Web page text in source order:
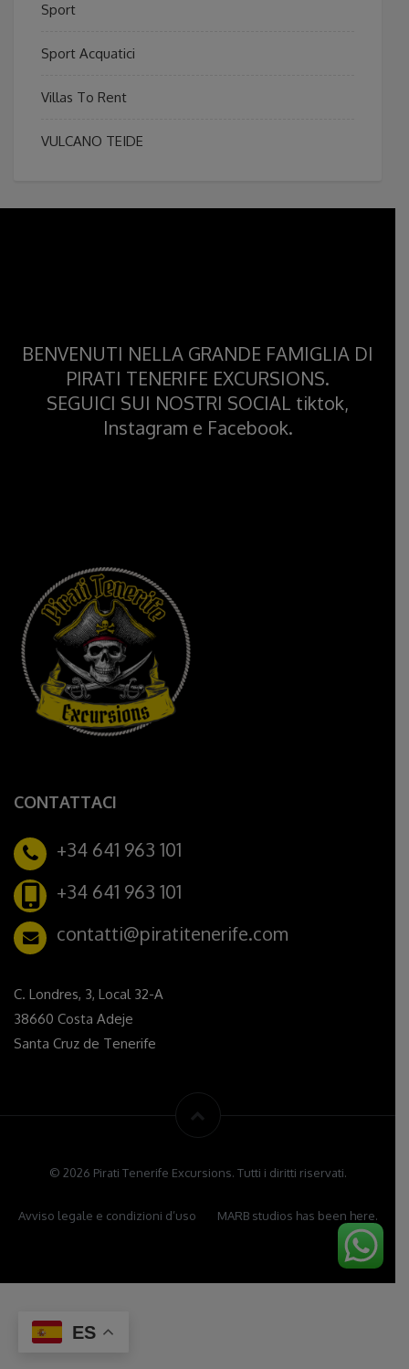
Sport
Sport Acquatici
Villas To Rent
VULCANO TEIDE
BENVENUTI NELLA GRANDE FAMIGLIA DI
PIRATI TENERIFE EXCURSIONS.
SEGUICI SUI NOSTRI SOCIAL tiktok,
Instagram e Facebook.
CONTATTACI
+34 641 963 101
+34 641 963 101
contatti@piratitenerife.com
C. Londres, 3, Local 32-A
38660 Costa Adeje
Santa Cruz de Tenerife
© 2026 Pirati Tenerife Excursions. Tutti i diritti riservati.
Avviso legale e condizioni d’uso MARB studios has been here.
ES